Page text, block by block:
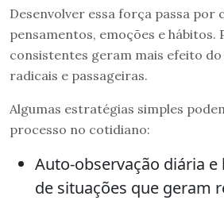
Desenvolver essa força passa por
pensamentos, emoções e hábitos.
consistentes geram mais efeito do
radicais e passageiras.
Algumas estratégias simples
processo no cotidiano:
Auto-observação diária
de situações que geram